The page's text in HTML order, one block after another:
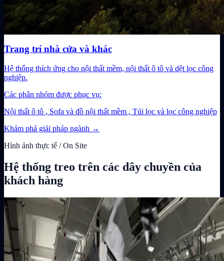
Trang trí nhà cửa và khác
Hệ thống thích ứng cho nội thất mềm, nội thất ô tô và dệt lọc công
nghiệp.
Các phân nhóm được phục vụ:
Nội thất ô tô , Sofa và đồ nội thất mềm , Túi lọc và lọc công nghiệp
Khám phá giải pháp ngành →
Hình ảnh thực tế / On Site
Hệ thống treo trên các dây chuyền của
khách hàng